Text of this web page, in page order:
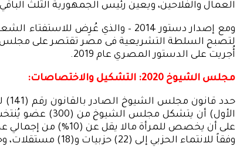
العمال والفلاحين، ويعين رئيس الجمهورية الثلث
أُجريت على الدستور المصري عام 2019.
مجلس الشيوخ 2020: التشكيل والاختصاصات:
وفقاً للانتماء الحزبي إلى (22) حزبيات و(18) مستقلات، وحسب نوع العضوية هناك (20) سيدة منتخبة و(20) سيدة معينة – أنظر الشكل رقم (1).